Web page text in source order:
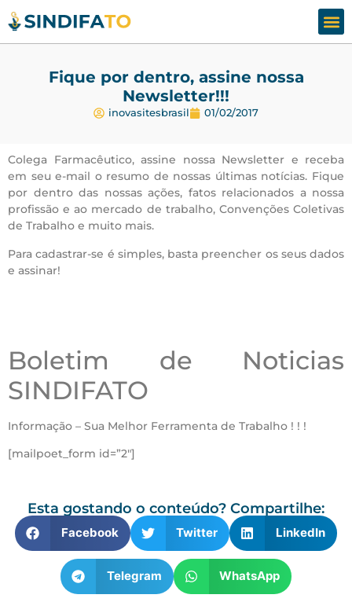
Fique por dentro, assine nossa
Newsletter!!!
inovasitesbrasil 01/02/2017
Colega Farmacêutico, assine nossa Newsletter e receba
em seu e-mail o resumo de nossas últimas notícias. Fique
por dentro das nossas ações, fatos relacionados a nossa
profissão e ao mercado de trabalho, Convenções Coletivas
de Trabalho e muito mais.
Para cadastrar-se é simples, basta preencher os seus dados
e assinar!
Boletim de Noticias
SINDIFATO
Informação – Sua Melhor Ferramenta de Trabalho ! ! !
[mailpoet_form id=”2″]
Esta gostando o conteúdo? Compartilhe:
Facebook Twitter LinkedIn
Telegram WhatsApp